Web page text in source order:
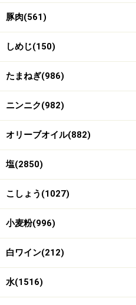
3
肉を炒める。
たまねぎを炒めたフライパン
残りのオリーブオイルをひ
豚肉に小麦粉をまぶしたもの
少し焼き目がつくように返
豚肉(561)
しめじ(150)
たまねぎ(986)
ニンニク(982)
オリーブオイル(882)
塩(2850)
こしょう(1027)
小麦粉(996)
白ワイン(212)
水(1516)